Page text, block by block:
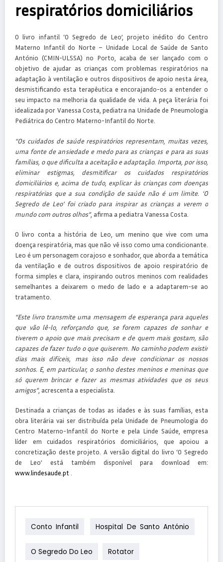
respiratórios domiciliários
O livro infantil ‘O Segredo de Leo’, projeto inédito do Centro
Materno Infantil do Norte – Unidade Local de Saúde de Santo
António (CMIN-ULSSA) no Porto, acaba de ser lançado com o
objetivo de ajudar as crianças com problemas respiratórios na
adaptação à ventilação e outros dispositivos de apoio nesta área,
desmistificando esta terapêutica e encorajando-os a entender o
seu impacto na melhoria da qualidade de vida. A peça literária foi
idealizada por Vanessa Costa, pediatra na Unidade de Pneumologia
Pediátrica do Centro Materno-Infantil do Norte.
“Os cuidados de saúde respiratórios representam, muitas vezes,
uma fonte de ansiedade e medo para as crianças e para as suas
famílias, o que dificulta a aceitação e adaptação. Importa, por isso,
eliminar estigmas, desmitificar os cuidados respiratórios
domiciliários e, acima de tudo, explicar às crianças com doenças
respiratórias que a sua condição de saúde não é um limite. ‘O
Segredo de Leo’ foi criado para inspirar as crianças a verem o
mundo com outros olhos”, afirma a pediatra Vanessa Costa.
O livro conta a história de Leo, um menino que vive com uma
doença respiratória, mas que não vê isso como uma condicionante.
Leo é um personagem corajoso e sonhador, que aborda a temática
da ventilação e de outros dispositivos de apoio respiratório de
forma simples e clara, inspirando outros meninos com realidades
semelhantes a deixarem o medo de lado e a adaptarem-se ao
tratamento.
“Este livro transmite uma mensagem de esperança para aqueles
que vão lê-lo, reforçando que, se forem capazes de sonhar e
tiverem o apoio que mais precisam e de quem mais gostam, são
capazes de fazer tudo o que quiserem. No caminho podem existir
dias mais difíceis, mas isso não deve condicionar os nossos
sonhos. E, em particular, o sonho destes meninos e meninas que
só querem brincar e fazer as mesmas atividades que os seus
amigos”, acrescenta a especialista.
Destinada a crianças de todas as idades e às suas famílias, esta
obra literária vai ser distribuída pela Unidade de Pneumologia do
Centro Materno-Infantil do Norte e pela Linde Saúde, empresa
líder em cuidados respiratórios domiciliários, que apoiou a
concretização deste projeto. A versão digital do livro ‘O Segredo
de Leo’ está também disponível para download em:
www.lindesaude.pt .
Conto Infantil Hospital De Santo António
O Segredo Do Leo Rotator